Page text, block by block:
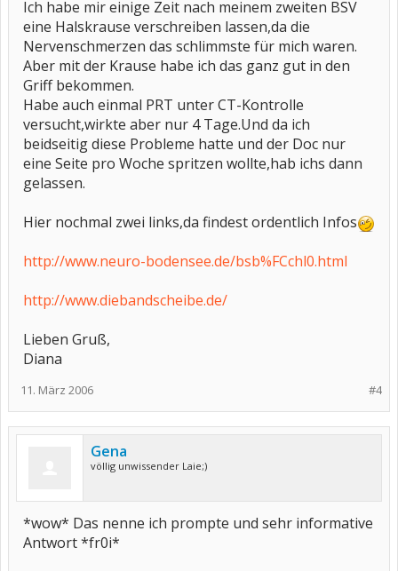
Ich habe mir einige Zeit nach meinem zweiten BSV
eine Halskrause verschreiben lassen,da die
Nervenschmerzen das schlimmste für mich waren.
Aber mit der Krause habe ich das ganz gut in den
Griff bekommen.
Habe auch einmal PRT unter CT-Kontrolle
versucht,wirkte aber nur 4 Tage.Und da ich
beidseitig diese Probleme hatte und der Doc nur
eine Seite pro Woche spritzen wollte,hab ichs dann
gelassen.
Hier nochmal zwei links,da findest ordentlich Infos
http://www.neuro-bodensee.de/bsb%FCchl0.html
http://www.diebandscheibe.de/
Lieben Gruß,
Diana
#4
11. März 2006
Gena
völlig unwissender Laie;)
*wow* Das nenne ich prompte und sehr informative
Antwort *fr0i*